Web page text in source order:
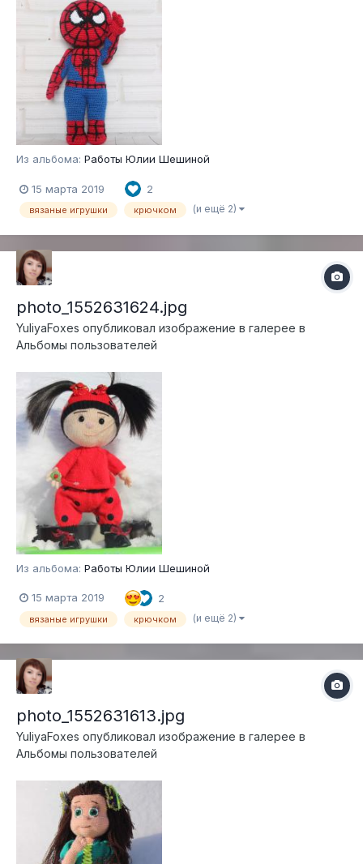
Из альбома: Работы Юлии Шешиной
15 марта 2019 2
вязаные игрушки крючком (и ещё 2)
photo_1552631624.jpg
YuliyaFoxes опубликовал изображение в галерее в
Альбомы пользователей
Из альбома: Работы Юлии Шешиной
15 марта 2019 2
вязаные игрушки крючком (и ещё 2)
photo_1552631613.jpg
YuliyaFoxes опубликовал изображение в галерее в
Альбомы пользователей